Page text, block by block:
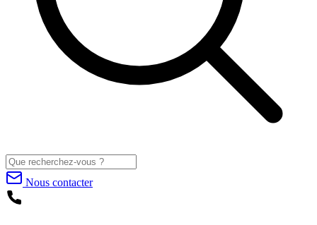
Nous contacter